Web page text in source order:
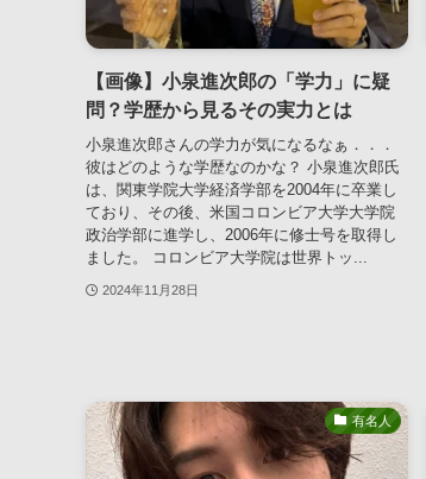
【画像】小泉進次郎の「学力」に疑
問？学歴から見るその実力とは
小泉進次郎さんの学力が気になるなぁ．．．
彼はどのような学歴なのかな？ 小泉進次郎氏
は、関東学院大学経済学部を2004年に卒業し
ており、その後、米国コロンビア大学大学院
政治学部に進学し、2006年に修士号を取得し
ました。 コロンビア大学院は世界トッ...
2024年11月28日
有名人